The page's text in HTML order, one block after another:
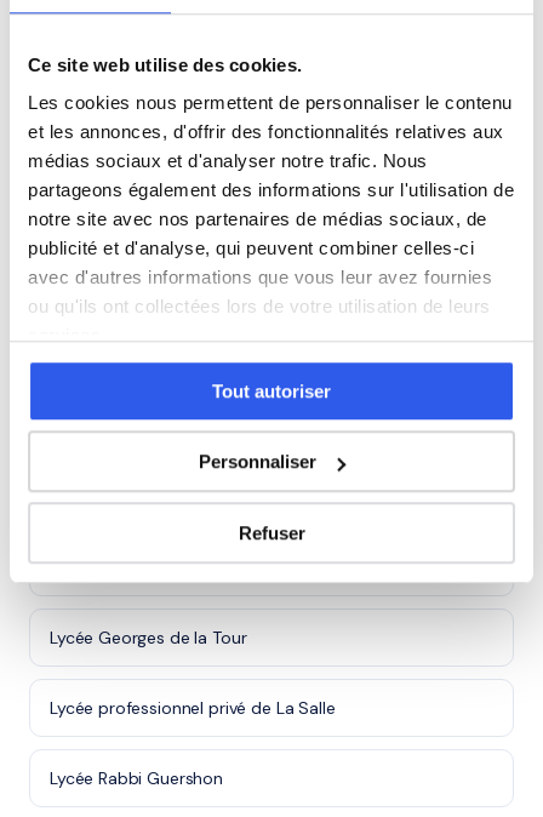
Ce site web utilise des cookies.
Les cookies nous permettent de personnaliser le contenu
et les annonces, d'offrir des fonctionnalités relatives aux
médias sociaux et d'analyser notre trafic. Nous
partageons également des informations sur l'utilisation de
notre site avec nos partenaires de médias sociaux, de
publicité et d'analyse, qui peuvent combiner celles-ci
avec d'autres informations que vous leur avez fournies
ou qu'ils ont collectées lors de votre utilisation de leurs
Tout autoriser
Personnaliser
Refuser
Cours particuliers à Sarreguemines (57)
Cours particuliers à Montigny-lès-Metz (57)
Cours particuliers à Yutz (57)
Cours particuliers à Hayange (57)
Lycées à Metz
Ensemble scolaire Saint-Étienne - Site Anne de Méjanès
(lycée professionnel)
Lycée Georges de la Tour
Lycée professionnel privé de La Salle
Lycée Rabbi Guershon